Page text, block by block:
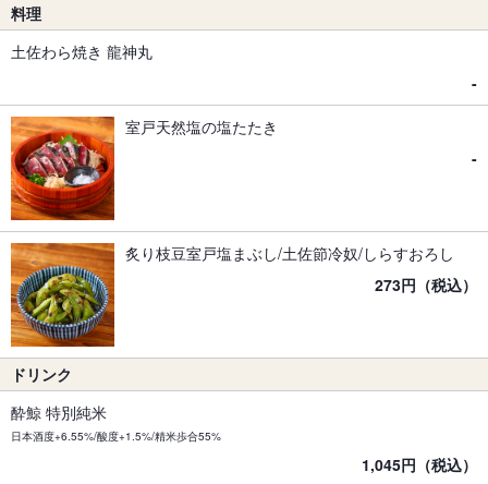
料理
土佐わら焼き 龍神丸
-
室戸天然塩の塩たたき
-
炙り枝豆室戸塩まぶし/土佐節冷奴/しらすおろし
273円（税込）
ドリンク
酔鯨 特別純米
日本酒度+6.55%/酸度+1.5%/精米歩合55%
1,045円（税込）